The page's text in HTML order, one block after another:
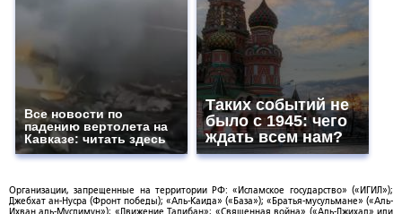
Все новости по
падению вертолета на
Кавказе: читать здесь
Таких событий не
было с 1945: чего
ждать всем нам?
Организации, запрещенные на территории РФ: «Исламское государство» («ИГИЛ»);
Джебхат ан-Нусра (Фронт победы); «Аль-Каида» («База»); «Братья-мусульмане» («Аль-
Ихван аль-Муслимун»); «Движение Талибан»; «Священная война» («Аль-Джихад» или